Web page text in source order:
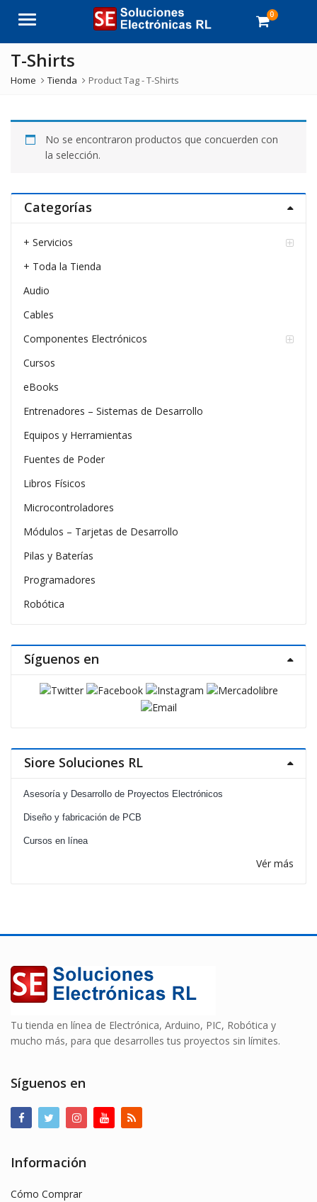
Menu 0
T-Shirts
Home Tienda Product Tag -T-Shirts
No se encontraron productos que concuerden con
la selección.
Categorías
+ Servicios
+ Toda la Tienda
Audio
Cables
Componentes Electrónicos
Cursos
eBooks
Entrenadores – Sistemas de Desarrollo
Equipos y Herramientas
Fuentes de Poder
Libros Físicos
Microcontroladores
Módulos – Tarjetas de Desarrollo
Pilas y Baterías
Programadores
Robótica
Síguenos en
Siore Soluciones RL
Asesoría y Desarrollo de Proyectos Electrónicos
Diseño y fabricación de PCB
Cursos en línea
Vér más
Tu tienda en línea de Electrónica, Arduino, PIC, Robótica y
mucho más, para que desarrolles tus proyectos sin límites.
Síguenos en
Información
Cómo Comprar